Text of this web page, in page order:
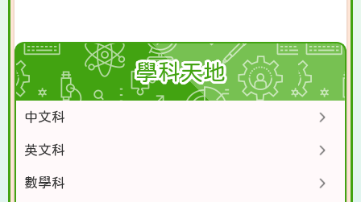
學科天地
中文科
英文科
數學科